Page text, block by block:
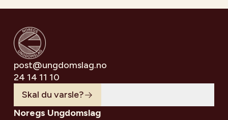
post@ungdomslag.no
24 14 11 10
Skal du varsle?
Noregs Ungdomslag